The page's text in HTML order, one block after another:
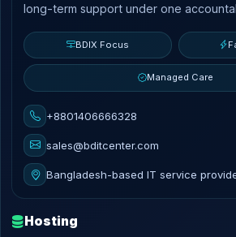
long-term support under one
BDIX Focus
Managed Care
+8801406666328
sales@bditcenter.com
Bangladesh-based IT service
Hosting